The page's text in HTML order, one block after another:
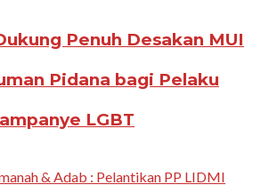
Penuh Desakan MUI
Pidana bagi Pelaku
LGBT